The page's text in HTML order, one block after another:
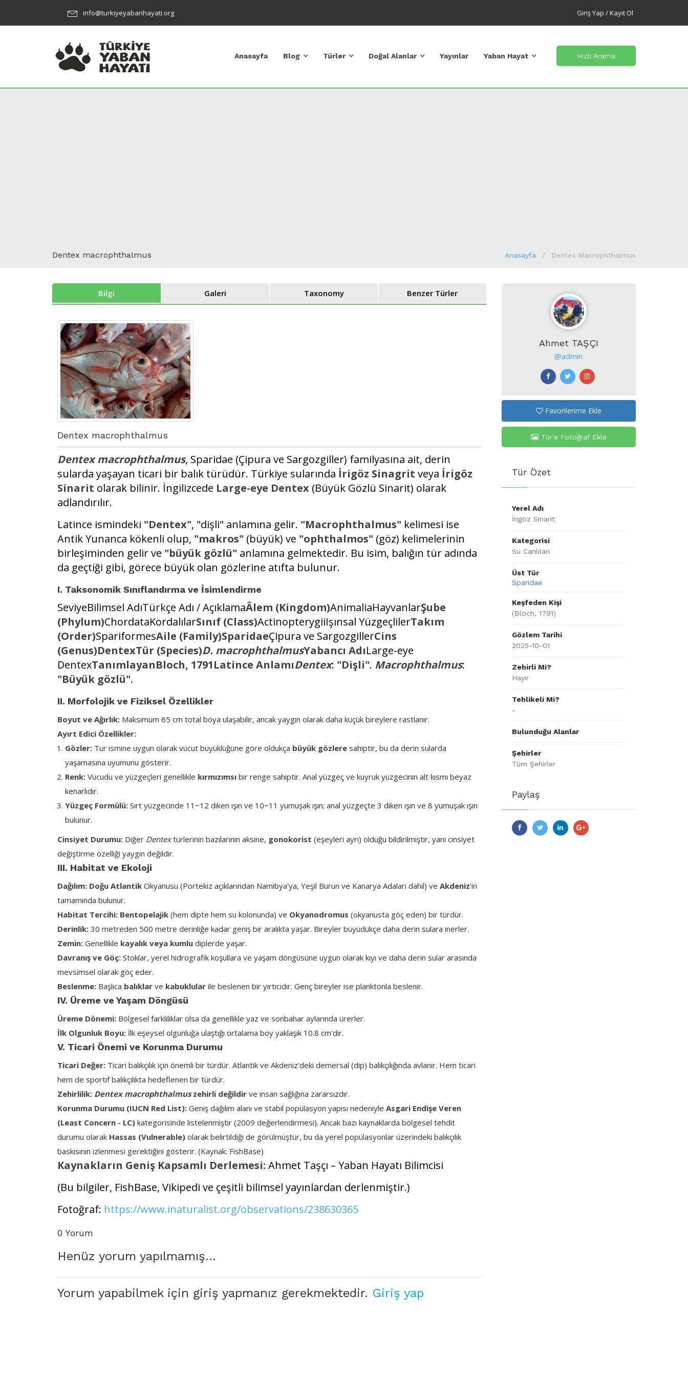
info@turkiyeyabanhayati.org Giriş Yap / Kayıt Ol
Anasayfa Blog Türler Doğal Alanlar Yayınlar Yaban Hayat Hızlı Arama
Dentex macrophthalmus Anasayfa Dentex Macrophthalmus
Bilgi Galeri Taxonomy Benzer Türler
Dentex macrophthalmus
Dentex macrophthalmus, Sparidae (Çipura ve Sargozgiller) familyasına ait, derin
sularda yaşayan ticari bir balık türüdür. Türkiye sularında İrigöz Sinagrit veya İrigöz
Sinarit olarak bilinir. İngilizcede Large-eye Dentex (Büyük Gözlü Sinarit) olarak
adlandırılır.
Latince ismindeki "Dentex", "dişli" anlamına gelir. "Macrophthalmus" kelimesi ise
Antik Yunanca kökenli olup, "makros" (büyük) ve "ophthalmos" (göz) kelimelerinin
birleşiminden gelir ve "büyük gözlü" anlamına gelmektedir. Bu isim, balığın tür adında
da geçtiği gibi, görece büyük olan gözlerine atıfta bulunur.
I. Taksonomik Sınıflandırma ve İsimlendirme
SeviyeBilimsel AdıTürkçe Adı / AçıklamaÂlem (Kingdom)AnimaliaHayvanlarŞube
(Phylum)ChordataKordalılarSınıf (Class)ActinopterygiiIşınsal YüzgeçlilerTakım
(Order)SpariformesAile (Family)SparidaeÇipura ve SargozgillerCins
(Genus)DentexTür (Species)D. macrophthalmusYabancı AdıLarge-eye
DentexTanımlayanBloch, 1791Latince AnlamıDentex: "Dişli". Macrophthalmus:
"Büyük gözlü".
II. Morfolojik ve Fiziksel Özellikler
Boyut ve Ağırlık: Maksimum 65 cm total boya ulaşabilir, ancak yaygın olarak daha küçük bireylere rastlanır.
Ayırt Edici Özellikler:
Gözler: Tür ismine uygun olarak vücut büyüklüğüne göre oldukça büyük gözlere sahiptir, bu da derin sularda
yaşamasına uyumunu gösterir.
Renk: Vücudu ve yüzgeçleri genellikle kırmızımsı bir renge sahiptir. Anal yüzgeç ve kuyruk yüzgecinin alt kısmı beyaz
kenarlıdır.
Yüzgeç Formülü: Sırt yüzgecinde 11−12 diken ışın ve 10−11 yumuşak ışın; anal yüzgeçte 3 diken ışın ve 8 yumuşak ışın
bulunur.
Cinsiyet Durumu: Diğer Dentextürlerinin bazılarının aksine, gonokorist (eşeyleri ayrı) olduğu bildirilmiştir, yani cinsiyet
değiştirme özelliği yaygın değildir.
III. Habitat ve Ekoloji
Dağılım: Doğu Atlantik Okyanusu (Portekiz açıklarından Namibya'ya, Yeşil Burun ve Kanarya Adaları dahil) ve Akdeniz'in
tamamında bulunur.
Habitat Tercihi: Bentopelajik (hem dipte hem su kolonunda) ve Okyanodromus (okyanusta göç eden) bir türdür.
Derinlik: 30 metreden 500 metre derinliğe kadar geniş bir aralıkta yaşar. Bireyler büyüdükçe daha derin sulara inerler.
Zemin: Genellikle kayalık veya kumlu diplerde yaşar.
Davranış ve Göç: Stoklar, yerel hidrografik koşullara ve yaşam döngüsüne uygun olarak kıyı ve daha derin sular arasında
mevsimsel olarak göç eder.
Beslenme: Başlıca balıklar ve kabuklular ile beslenen bir yırtıcıdır. Genç bireyler ise planktonla beslenir.
IV. Üreme ve Yaşam Döngüsü
Üreme Dönemi: Bölgesel farklılıklar olsa da genellikle yaz ve sonbahar aylarında ürerler.
İlk Olgunluk Boyu: İlk eşeysel olgunluğa ulaştığı ortalama boy yaklaşık 10.8 cm'dir.
V. Ticari Önemi ve Korunma Durumu
Ticari Değer: Ticari balıkçılık için önemli bir türdür. Atlantik ve Akdeniz'deki demersal (dip) balıkçılığında avlanır. Hem ticari
hem de sportif balıkçılıkta hedeflenen bir türdür.
Zehirlilik: Dentex macrophthalmus zehirli değildir ve insan sağlığına zararsızdır.
Korunma Durumu (IUCN Red List): Geniş dağılım alanı ve stabil popülasyon yapısı nedeniyle Asgari Endişe Veren
(Least Concern - LC) kategorisinde listelenmiştir (2009 değerlendirmesi). Ancak bazı kaynaklarda bölgesel tehdit
durumu olarak Hassas (Vulnerable) olarak belirtildiği de görülmüştür, bu da yerel popülasyonlar üzerindeki balıkçılık
baskısının izlenmesi gerektiğini gösterir. (Kaynak: FishBase)
Kaynakların Geniş Kapsamlı Derlemesi: Ahmet Taşçı – Yaban Hayatı Bilimcisi
(Bu bilgiler, FishBase, Vikipedi ve çeşitli bilimsel yayınlardan derlenmiştir.)
Fotoğraf: https://www.inaturalist.org/observations/238630365
0 Yorum
Henüz yorum yapılmamış...
Yorum yapabilmek için giriş yapmanız gerekmektedir. Giriş yap
Ahmet TAŞÇI
@admin
Favorilerime Ekle
Tür'e Fotoğraf Ekle
Tür Özet
Yerel Adı
İrigöz Sinarit
Kategorisi
Su Canlıları
Üst Tür
Sparidae
Keşfeden Kişi
(Bloch, 1791)
Gözlem Tarihi
2025-10-01
Zehirli Mi?
Hayır
Tehlikeli Mi?
-
Bulunduğu Alanlar
Şehirler
Tüm Şehirler
Paylaş